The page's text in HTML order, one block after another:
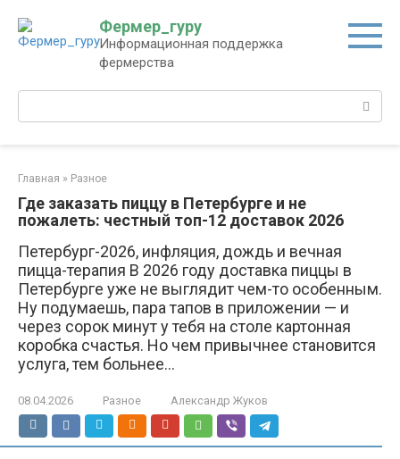
контенту
Фермер_гуру
Информационная поддержка
фермерства
Поиск:
Главная » Разное
Где заказать пиццу в Петербурге и не
пожалеть: честный топ-12 доставок 2026
Петербург-2026, инфляция, дождь и вечная
пицца-терапия В 2026 году доставка пиццы в
Петербурге уже не выглядит чем-то особенным.
Ну подумаешь, пара тапов в приложении — и
через сорок минут у тебя на столе картонная
коробка счастья. Но чем привычнее становится
услуга, тем больнее…
08.04.2026 Разное Александр Жуков